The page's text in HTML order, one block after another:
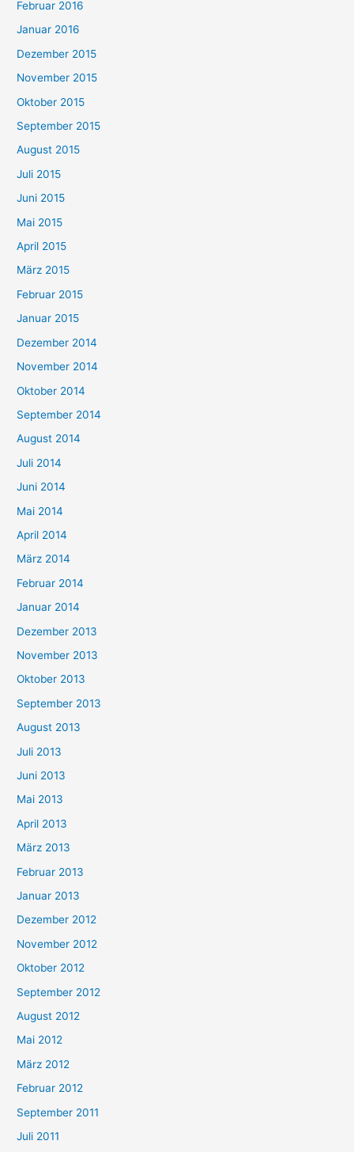
Februar 2016
Januar 2016
Dezember 2015
November 2015
Oktober 2015
September 2015
August 2015
Juli 2015
Juni 2015
Mai 2015
April 2015
März 2015
Februar 2015
Januar 2015
Dezember 2014
November 2014
Oktober 2014
September 2014
August 2014
Juli 2014
Juni 2014
Mai 2014
April 2014
März 2014
Februar 2014
Januar 2014
Dezember 2013
November 2013
Oktober 2013
September 2013
August 2013
Juli 2013
Juni 2013
Mai 2013
April 2013
März 2013
Februar 2013
Januar 2013
Dezember 2012
November 2012
Oktober 2012
September 2012
August 2012
Mai 2012
März 2012
Februar 2012
September 2011
Juli 2011